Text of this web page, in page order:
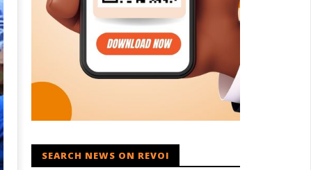
SEARCH NEWS ON REVOI